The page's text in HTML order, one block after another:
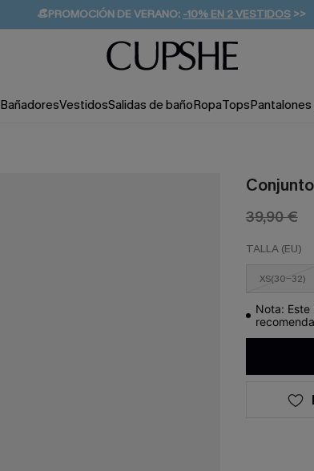
👒PROMOCIÓN DE VERANO: -10% EN 2 VESTIDOS >>
💌¡SUSCRIBIRSE & GANAR -10% EXTRA!
🚚ENVÍO GRATUITO A PARTIR DE 49 € >>
BañadoresVestidosSalidas de bañoRopaTops
39,90 €
TALLA (EU)
XS(30-32)
Nota: Este